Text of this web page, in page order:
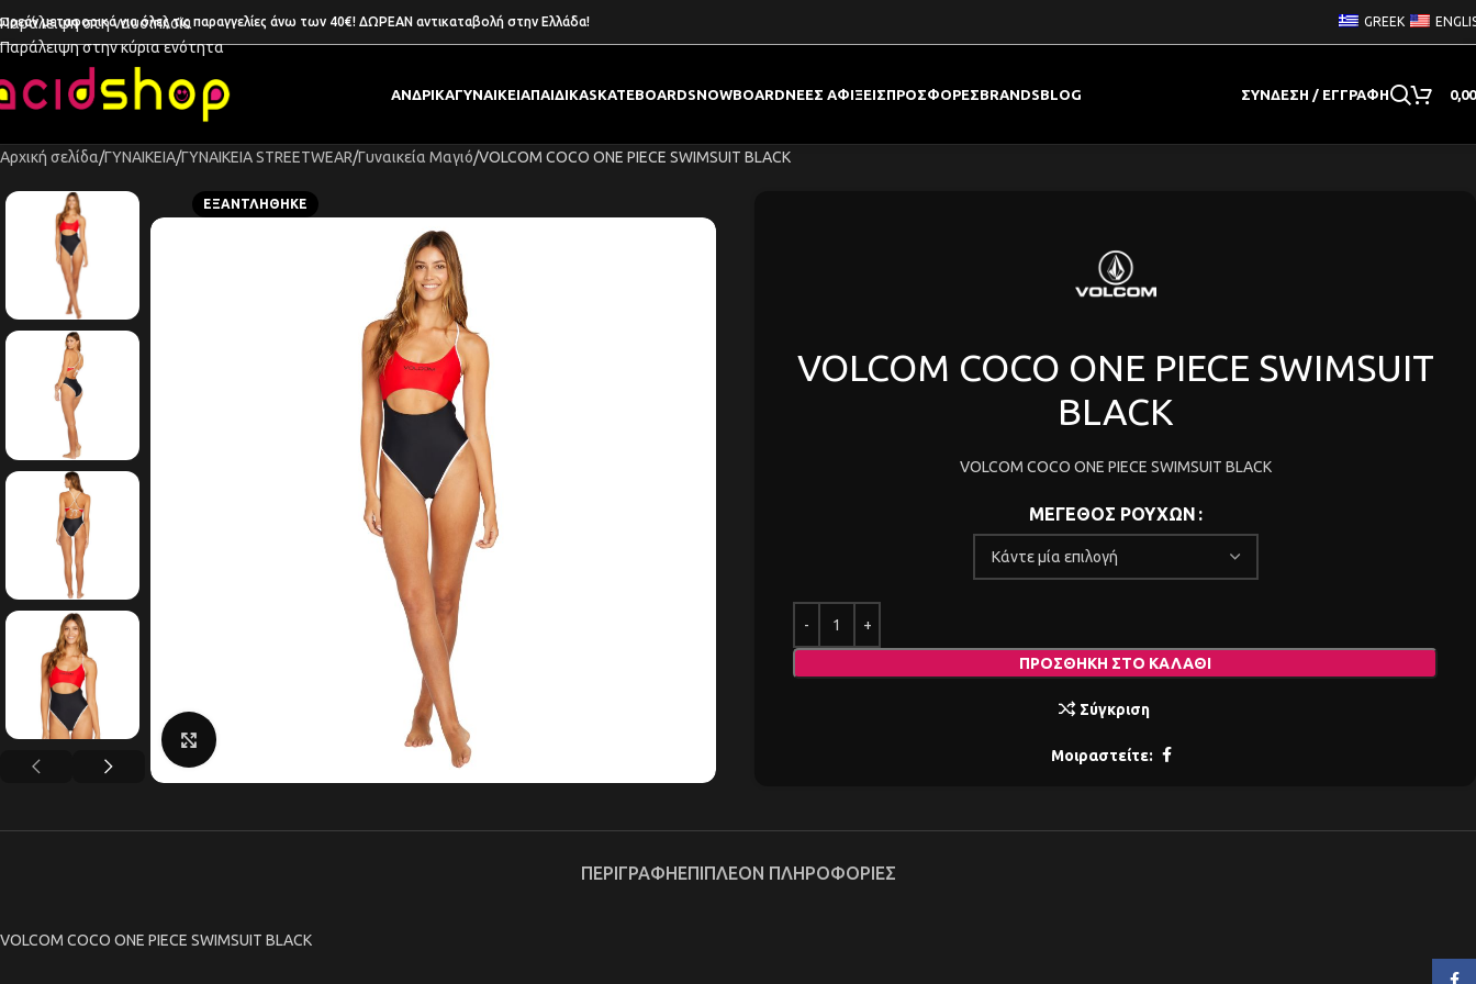
Παράλειψη στη ναυσιπλοΐα
Παράλειψη στην κύρια ενότητα
μεταφορικά για όλες τις παραγγελίες άνω των 40€! ΔΩΡΕΑΝ αντικαταβολή στην Ελλάδα! GREEK
ΑΝΔΡΙΚΑΓΥΝΑΙΚΕΙΑΠΑΙΔΙΚΑSKATEBOARDSNOWBOARDΝΕΕΣ ΑΦΙΞΕΙΣΠΡΟΣΦΟΡΕΣBRANDSBLOG ΣΎΝΔΕΣΗ / ΕΓΓΡΑΦΉ
Αρχική σελίδα ΓΥΝΑΙΚΕΙΑ ΓΥΝΑΙΚΕΙΑ STREETWEAR Γυναικεία Μαγιό VOLCOM COCO ONE PIECE SWIMSUIT BLACK
ΕΞΑΝΤΛΉΘΗΚΕ
VOLCOM COCO ONE PIECE SWIMSUIT
BLACK
VOLCOM COCO ONE PIECE SWIMSUIT BLACK
ΜΕΓΕΘΟΣ ΡΟΥΧΩΝ
ΠΡΟΣΘΉΚΗ ΣΤΟ ΚΑΛΆΘΙ
Σύγκριση
Μοιραστείτε:
ΠΕΡΙΓΡΑΦΉΕΠΙΠΛΈΟΝ ΠΛΗΡΟΦΟΡΊΕΣ
VOLCOM COCO ONE PIECE SWIMSUIT BLACK